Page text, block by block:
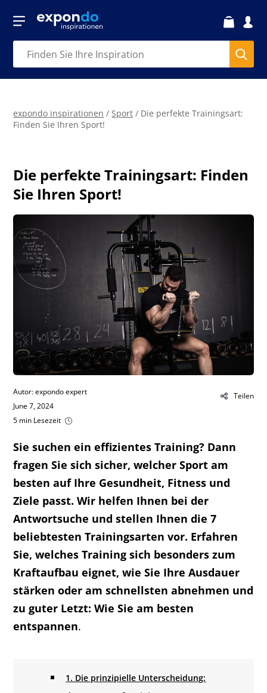
expondo inspirationen /Sport / Die perfekte Trainingsart:
Finden Sie Ihren Sport!
Die perfekte Trainingsart: Finden
Sie Ihren Sport!
Sie suchen ein effizientes Training? Dann
fragen Sie sich sicher, welcher Sport am
besten auf Ihre Gesundheit, Fitness und
Ziele passt. Wir helfen Ihnen bei der
Antwortsuche und stellen Ihnen die 7
beliebtesten Trainingsarten vor. Erfahren
Sie, welches Training sich besonders zum
Kraftaufbau eignet, wie Sie Ihre Ausdauer
stärken oder am schnellsten abnehmen und
zu guter Letzt: Wie Sie am besten
entspannen.
Teilen
Autor: expondo expert
June 7, 2024
5 min Lesezeit
1. Die prinzipielle Unterscheidung: